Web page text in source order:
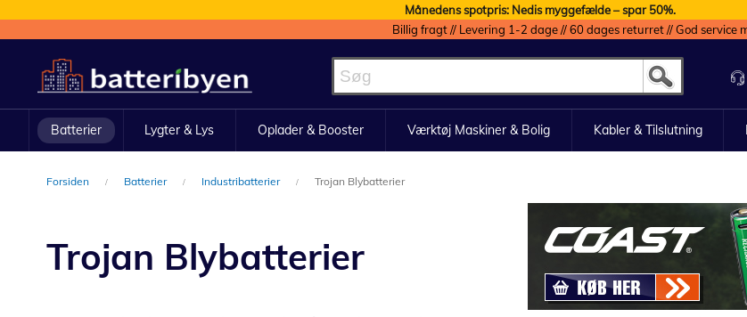
Månedens spotpris: Nedis myggefælde – spar 50%.
Billig fragt // Levering 1-2 dage // 60 dages returret // God service
to
Content
Batterier Lygter & Lys Oplader & Booster Værktøj Maskiner & Bolig Kabler & Tilslutning
Forsiden Batterier Industribatterier Trojan Blybatterier
Trojan Blybatterier